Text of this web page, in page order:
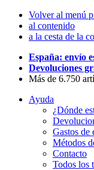
Volver al menú
al contenido
a la cesta de la
España: envío
Devoluciones
Más de 6.750
Ayuda
¿Dónde
Gastos de
Métodos
Contacto
Todos los